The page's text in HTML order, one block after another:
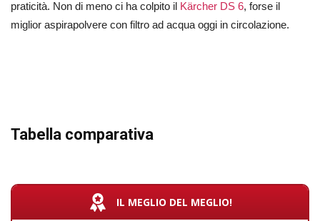
praticità. Non di meno ci ha colpito il Kärcher DS 6, forse il
miglior aspirapolvere con filtro ad acqua oggi in circolazione.
Tabella comparativa
IL MEGLIO DEL MEGLIO!